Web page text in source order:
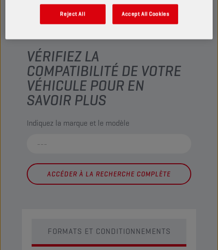
VÉRIFIEZ LA
COMPATIBILITÉ DE VOTRE
VÉHICULE POUR EN
SAVOIR PLUS
Indiquez la marque et le modèle
ACCÉDER À LA RECHERCHE COMPLÈTE
FORMATS ET CONDITIONNEMENTS
Reject All Accept All Cookies